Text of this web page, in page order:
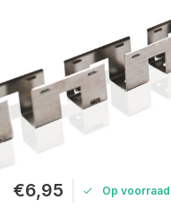
€6,95 Op voorraad